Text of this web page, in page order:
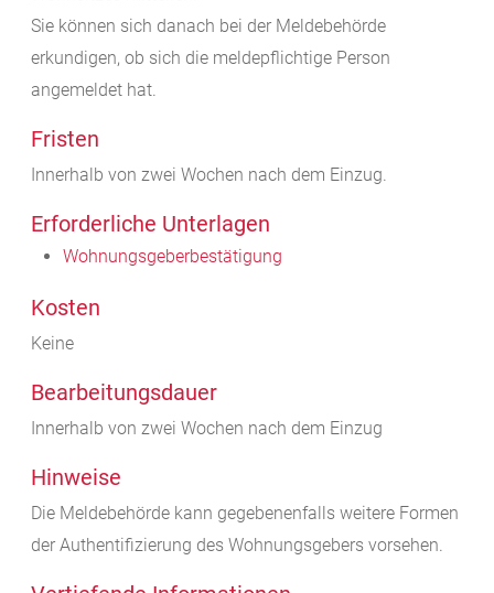
Sie können sich danach bei der Meldebehörde
erkundigen, ob sich die meldepflichtige Person
angemeldet hat.
Fristen
Innerhalb von zwei Wochen nach dem Einzug.
Erforderliche Unterlagen
Wohnungsgeberbestätigung
Kosten
Keine
Bearbeitungsdauer
Innerhalb von zwei Wochen nach dem Einzug
Hinweise
Die Meldebehörde kann gegebenenfalls weitere Formen
der Authentifizierung des Wohnungsgebers vorsehen.